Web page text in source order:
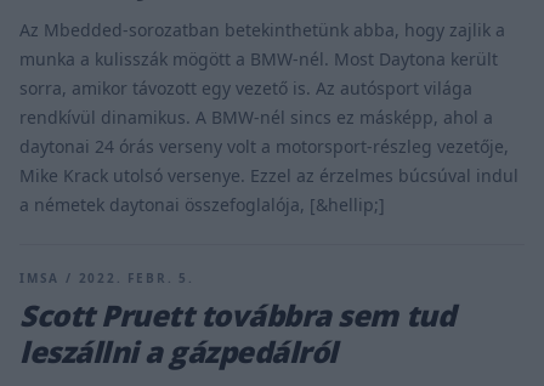
Az Mbedded-sorozatban betekinthetünk abba, hogy zajlik a
munka a kulisszák mögött a BMW-nél. Most Daytona került
sorra, amikor távozott egy vezető is. Az autósport világa
rendkívül dinamikus. A BMW-nél sincs ez másképp, ahol a
daytonai 24 órás verseny volt a motorsport-részleg vezetője,
Mike Krack utolsó versenye. Ezzel az érzelmes búcsúval indul
a németek daytonai összefoglalója, [&hellip;]
IMSA / 2022. FEBR. 5.
Scott Pruett továbbra sem tud
leszállni a gázpedálról